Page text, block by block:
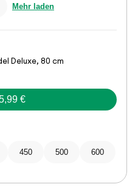
Mehr laden
Deluxe, 80 cm
€
450 500
600